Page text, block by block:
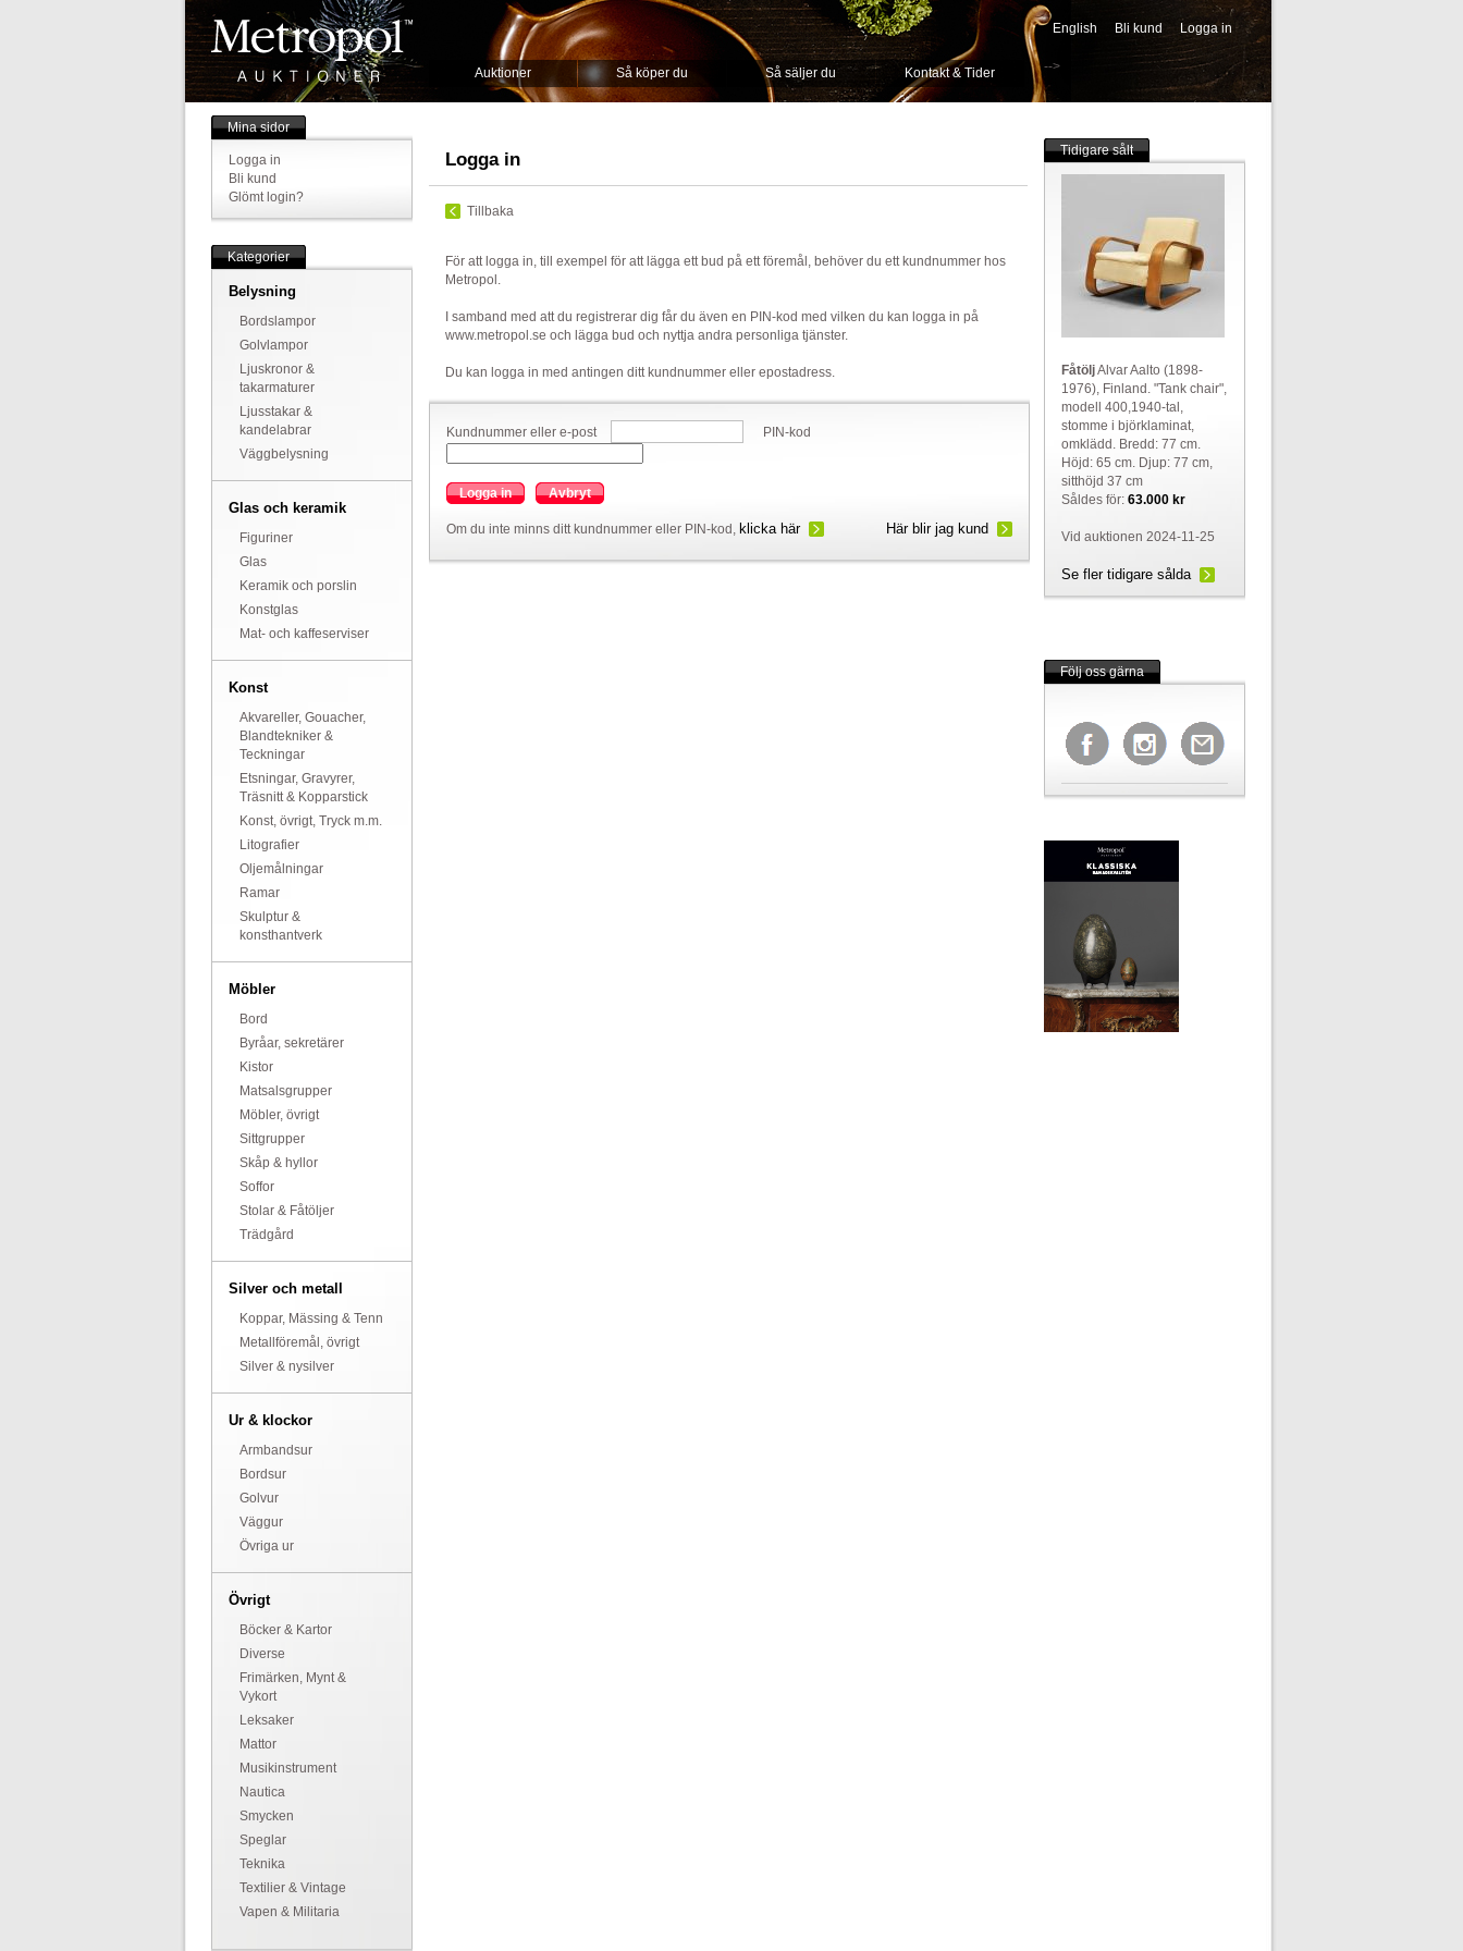
Auktioner Så köper du Så säljer du Kontakt & Tider
English Bli kund Logga in
-->
Mina sidor
Logga in
Bli kund
Glömt login?
Kategorier
Belysning
Bordslampor
Golvlampor
Ljuskronor &
takarmaturer
Ljusstakar &
kandelabrar
Väggbelysning
Glas och keramik
Figuriner
Glas
Keramik och porslin
Konstglas
Mat- och kaffeserviser
Konst
Akvareller, Gouacher,
Blandtekniker &
Teckningar
Etsningar, Gravyrer,
Träsnitt & Kopparstick
Konst, övrigt, Tryck m.m.
Litografier
Oljemålningar
Ramar
Skulptur &
konsthantverk
Möbler
Bord
Byråar, sekretärer
Kistor
Matsalsgrupper
Möbler, övrigt
Sittgrupper
Skåp & hyllor
Soffor
Stolar & Fåtöljer
Trädgård
Silver och metall
Koppar, Mässing & Tenn
Metallföremål, övrigt
Silver & nysilver
Ur & klockor
Armbandsur
Bordsur
Golvur
Väggur
Övriga ur
Övrigt
Böcker & Kartor
Diverse
Frimärken, Mynt &
Vykort
Leksaker
Mattor
Musikinstrument
Nautica
Smycken
Speglar
Teknika
Textilier & Vintage
Vapen & Militaria
Logga in
Tillbaka
För att logga in, till exempel för att lägga ett bud på ett föremål, behöver du ett kundnummer hos
Metropol.
I samband med att du registrerar dig får du även en PIN-kod med vilken du kan logga in på
www.metropol.se och lägga bud och nyttja andra personliga tjänster.
Du kan logga in med antingen ditt kundnummer eller epostadress.
Kundnummer eller e-post PIN-kod
Logga in Avbryt
Om du inte minns ditt kundnummer eller PIN-kod, klicka här Här blir jag kund
Tidigare sålt
FåtöljAlvar Aalto (1898-
1976), Finland. "Tank chair",
modell 400,1940-tal,
stomme i björklaminat,
omklädd. Bredd: 77 cm.
Höjd: 65 cm. Djup: 77 cm,
sitthöjd 37 cm
Såldes för: 63.000 kr
Vid auktionen 2024-11-25
Se fler tidigare sålda
Följ oss gärna